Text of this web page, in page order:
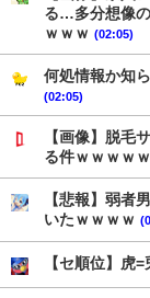
る…多分想像
ｗｗｗ (02:05)
何処情報か知
(02:05)
【画像】脱毛
る件ｗｗｗｗ
【悲報】弱者
いたｗｗｗｗ
【セ順位】虎